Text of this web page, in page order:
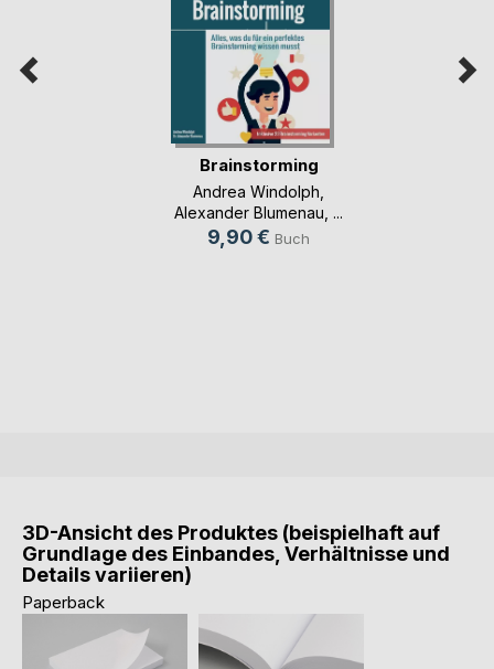
Brainstorming
Andrea Windolph
Alexander Blumenau , ...
9,90 € Buch
3D-Ansicht des Produktes (beispielhaft auf
Grundlage des Einbandes, Verhältnisse und
Details variieren)
Paperback